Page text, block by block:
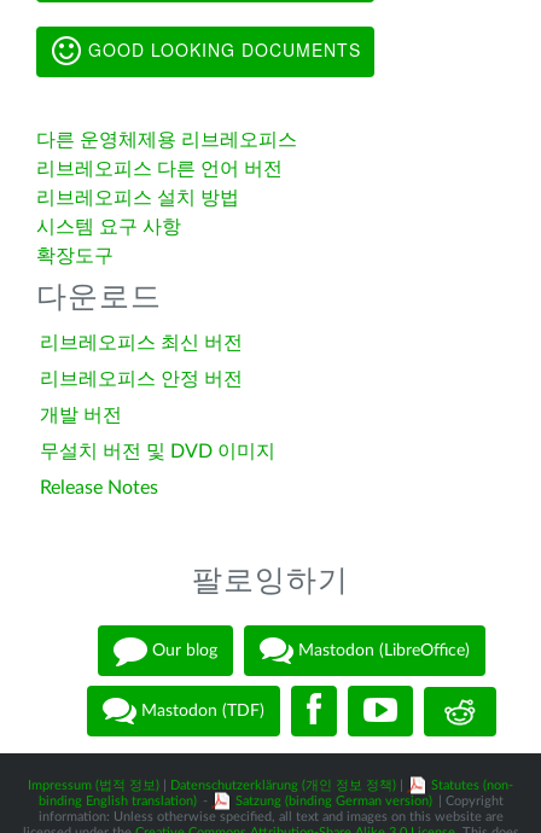
GOOD LOOKING DOCUMENTS
다른 운영체제용 리브레오피스
리브레오피스 다른 언어 버전
리브레오피스 설치 방법
시스템 요구 사항
확장도구
다운로드
리브레오피스 최신 버전
리브레오피스 안정 버전
개발 버전
무설치 버전 및 DVD 이미지
Release Notes
팔로잉하기
Our blog Mastodon (LibreOffice)
Mastodon (TDF)
Impressum (법적 정보) Datenschutzerklärung (개인 정보 정책)
Statutes (non-
binding English translation) - Satzung (binding German version)
| Copyright
information: Unless otherwise specified, all text and images on this website are